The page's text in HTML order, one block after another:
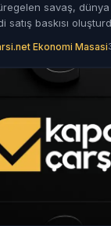
savaş,
baskısı
Ekonomi Masasi